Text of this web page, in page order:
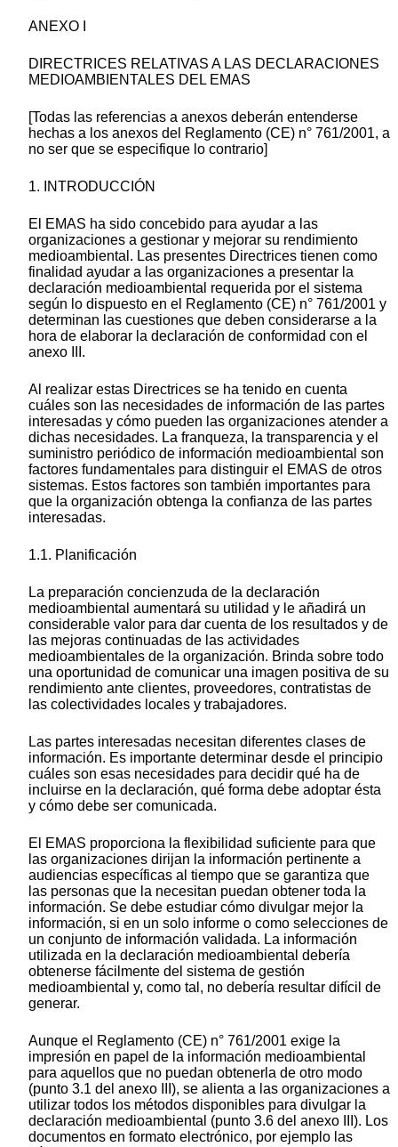
ANEXO I
DIRECTRICES RELATIVAS A LAS DECLARACIONES
MEDIOAMBIENTALES DEL EMAS
[Todas las referencias a anexos deberán entenderse
hechas a los anexos del Reglamento (CE) n° 761/2001, a
no ser que se especifique lo contrario]
1. INTRODUCCIÓN
El EMAS ha sido concebido para ayudar a las
organizaciones a gestionar y mejorar su rendimiento
medioambiental. Las presentes Directrices tienen como
finalidad ayudar a las organizaciones a presentar la
declaración medioambiental requerida por el sistema
según lo dispuesto en el Reglamento (CE) n° 761/2001 y
determinan las cuestiones que deben considerarse a la
hora de elaborar la declaración de conformidad con el
anexo III.
Al realizar estas Directrices se ha tenido en cuenta
cuáles son las necesidades de información de las partes
interesadas y cómo pueden las organizaciones atender a
dichas necesidades. La franqueza, la transparencia y el
suministro periódico de información medioambiental son
factores fundamentales para distinguir el EMAS de otros
sistemas. Estos factores son también importantes para
que la organización obtenga la confianza de las partes
interesadas.
1.1. Planificación
La preparación concienzuda de la declaración
medioambiental aumentará su utilidad y le añadirá un
considerable valor para dar cuenta de los resultados y de
las mejoras continuadas de las actividades
medioambientales de la organización. Brinda sobre todo
una oportunidad de comunicar una imagen positiva de su
rendimiento ante clientes, proveedores, contratistas de
las colectividades locales y trabajadores.
Las partes interesadas necesitan diferentes clases de
información. Es importante determinar desde el principio
cuáles son esas necesidades para decidir qué ha de
incluirse en la declaración, qué forma debe adoptar ésta
y cómo debe ser comunicada.
El EMAS proporciona la flexibilidad suficiente para que
las organizaciones dirijan la información pertinente a
audiencias específicas al tiempo que se garantiza que
las personas que la necesitan puedan obtener toda la
información. Se debe estudiar cómo divulgar mejor la
información, si en un solo informe o como selecciones de
un conjunto de información validada. La información
utilizada en la declaración medioambiental debería
obtenerse fácilmente del sistema de gestión
medioambiental y, como tal, no debería resultar difícil de
generar.
Aunque el Reglamento (CE) n° 761/2001 exige la
impresión en papel de la información medioambiental
para aquellos que no puedan obtenerla de otro modo
(punto 3.1 del anexo III), se alienta a las organizaciones a
utilizar todos los métodos disponibles para divulgar la
declaración medioambiental (punto 3.6 del anexo III). Los
documentos en formato electrónico, por ejemplo las